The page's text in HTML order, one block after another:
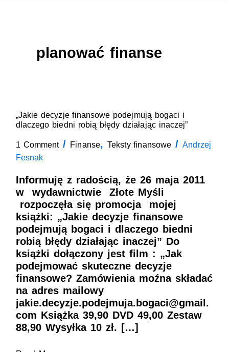
planować finanse
„Jakie decyzje finansowe podejmują bogaci i
dlaczego biedni robią błędy działając inaczej”
1 Comment / Finanse, Teksty finansowe /Andrzej
Fesnak
Informuję z radością, że 26 maja 2011
w wydawnictwie Złote Myśli
rozpoczęła się promocja mojej
książki: „Jakie decyzje finansowe
podejmują bogaci i dlaczego biedni
robią błędy działając inaczej” Do
książki dołączony jest film : „Jak
podejmować skuteczne decyzje
finansowe? Zamówienia moźna składać
na adres mailowy
jakie.decyzje.podejmuja.bogaci@gmail.
com Książka 39,90 DVD 49,00 Zestaw
88,90 Wysyłka 10 zł. […]
„Jakie
decyzje
podejmują
bogaci
i
biedni
robią
błędy
działając
inaczej”